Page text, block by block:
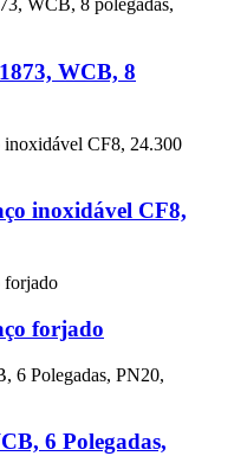
WCB, 8
inoxidável CF8,
forjado
6 Polegadas,